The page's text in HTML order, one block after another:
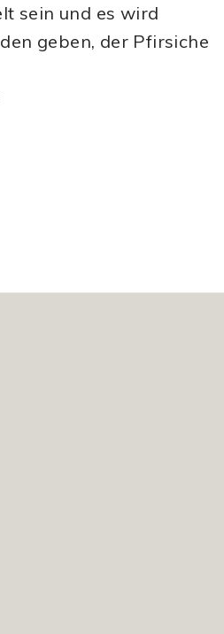
sein und es wird
geben, der Pfirsiche